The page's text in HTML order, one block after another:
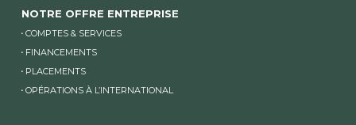
NOTRE OFFRE ENTREPRISE
COMPTES & SERVICES
FINANCEMENTS
PLACEMENTS
OPÉRATIONS À L’INTERNATIONAL